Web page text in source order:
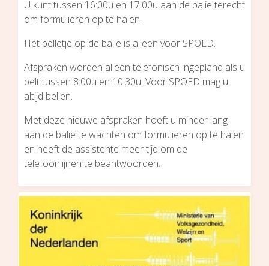
U kunt tussen 16:00u en 17:00u aan de balie terecht
om formulieren op te halen.
Het belletje op de balie is alleen voor SPOED.
Afspraken worden alleen telefonisch ingepland als u
belt tussen 8:00u en 10:30u. Voor SPOED mag u
altijd bellen.
Met deze nieuwe afspraken hoeft u minder lang
aan de balie te wachten om formulieren op te halen
en heeft de assistente meer tijd om de
telefoonlijnen te beantwoorden.